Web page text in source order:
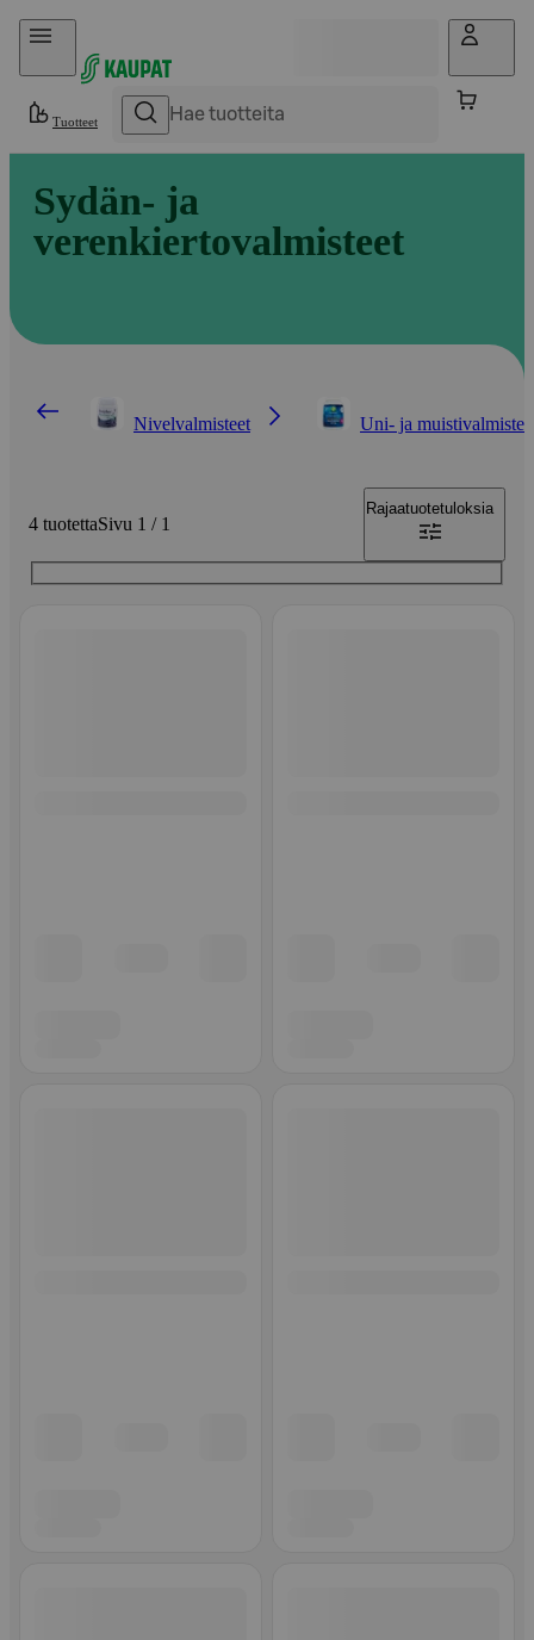
Hyppää sisältöön
Tuotteet
Sydän- ja
verenkiertovalmisteet
Nivelvalmisteet Uni- ja
4 tuotettaSivu 1 / 1
Rajaatuotetuloksia